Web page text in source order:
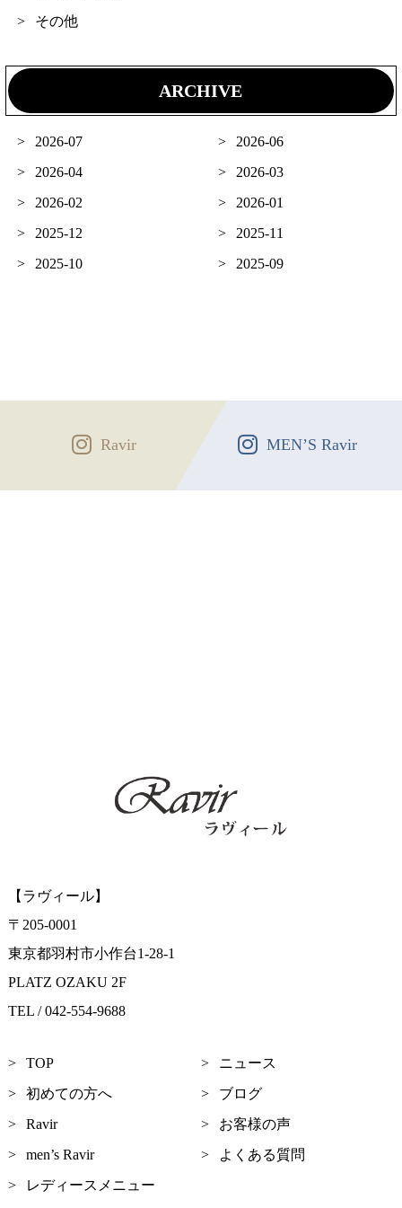
その他
ARCHIVE
2026-07
2026-06
2026-04
2026-03
2026-02
2026-01
2025-12
2025-11
2025-10
2025-09
Ravir MEN’S Ravir
【ラヴィール】
〒205-0001
東京都羽村市小作台1-28-1
PLATZ OZAKU 2F
TEL / 042-554-9688
TOP
ニュース
初めての方へ
ブログ
Ravir
お客様の声
men’s Ravir
よくある質問
レディースメニュー